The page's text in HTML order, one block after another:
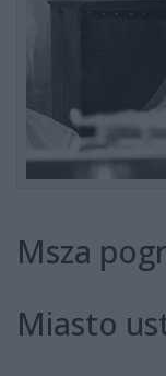
Msza
Miasto